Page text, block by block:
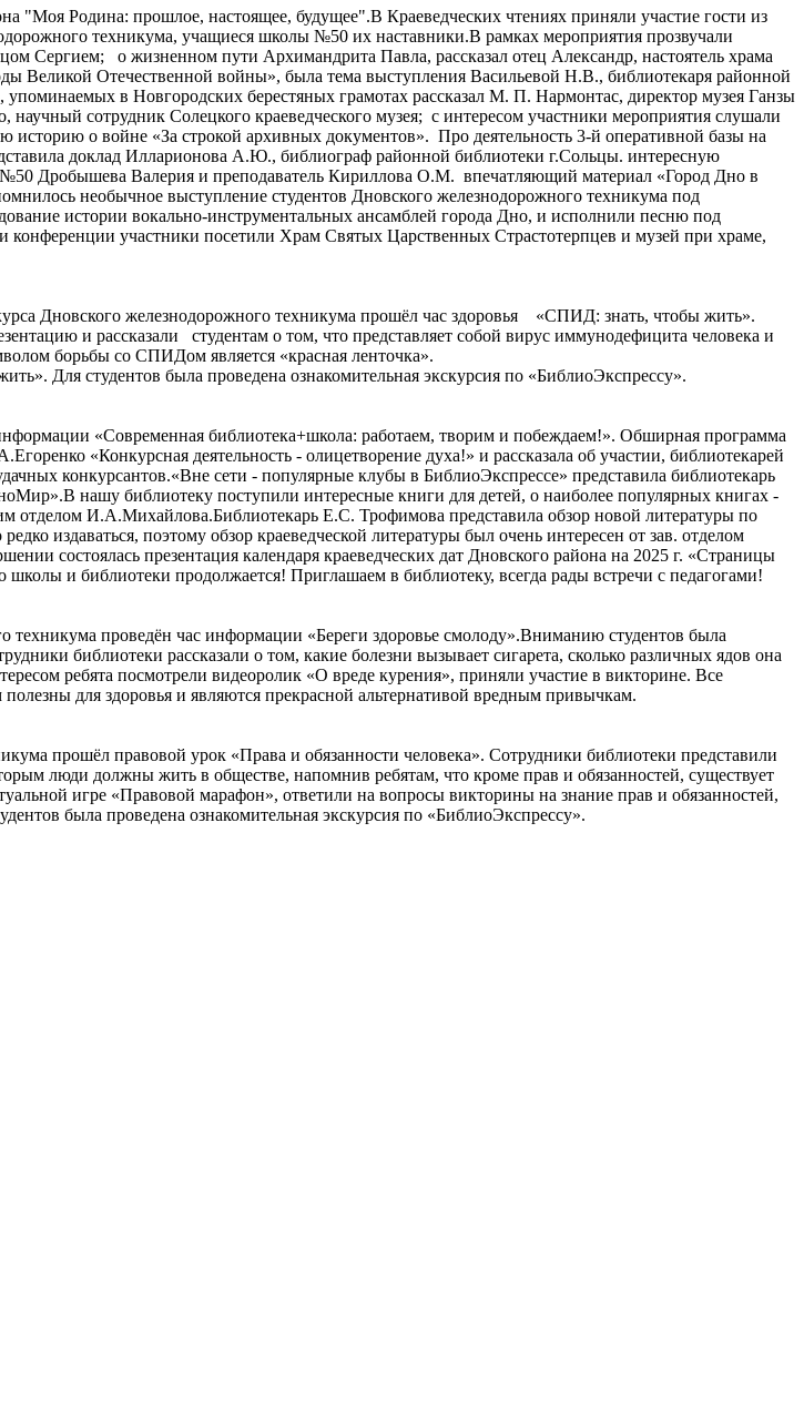
"Моя Родина: прошлое, настоящее, будущее".В Краеведческих чтениях приняли участие гости из
техникума, учащиеся школы №50 их наставники.В рамках мероприятия прозвучали
Сергием; о жизненном пути Архимандрита Павла, рассказал отец Александр, настоятель храма
Великой Отечественной войны», была тема выступления Васильевой Н.В., библиотекаря районной
в Новгородских берестяных грамотах рассказал М. П. Нармонтас, директор музея Ганзы
сотрудник Солецкого краеведческого музея; с интересом участники мероприятия слушали
историю о войне «За строкой архивных документов». Про деятельность 3-й оперативной базы на
доклад Илларионова А.Ю., библиограф районной библиотеки г.Сольцы. интересную
Дробышева Валерия и преподаватель Кириллова О.М. впечатляющий материал «Город Дно в
необычное выступление студентов Дновского железнодорожного техникума под
истории вокально-инструментальных ансамблей города Дно, и исполнили песню под
Храм Святых Царственных Страстотерпцев и музей при храме,
Дновского железнодорожного техникума прошёл час здоровья «СПИД: знать, чтобы жить».
студентам о том, что представляет собой вирус иммунодефицита человека и
почему символом борьбы со СПИДом является «красная ленточка».
Для студентов была проведена ознакомительная экскурсия по «БиблиоЭкспрессу».
«Современная библиотека+школа: работаем, творим и побеждаем!». Обширная программа
«Конкурсная деятельность - олицетворение духа!» и рассказала об участии, библиотекарей
конкурсантов.«Вне сети - популярные клубы в БиблиоЭкспрессе» представила библиотекарь
нашу библиотеку поступили интересные книги для детей, о наиболее популярных книгах -
отделом И.А.Михайлова.Библиотекарь Е.С. Трофимова представила обзор новой литературы по
издаваться, поэтому обзор краеведческой литературы был очень интересен от зав. отделом
состоялась презентация календаря краеведческих дат Дновского района на 2025 г. «Страницы
и библиотеки продолжается! Приглашаем в библиотеку, всегда рады встречи с педагогами!
проведён час информации «Береги здоровье смолоду».Вниманию студентов была
библиотеки рассказали о том, какие болезни вызывает сигарета, сколько различных ядов она
ребята посмотрели видеоролик «О вреде курения», приняли участие в викторине. Все
для здоровья и являются прекрасной альтернативой вредным привычкам.
прошёл правовой урок «Права и обязанности человека». Сотрудники библиотеки представили
люди должны жить в обществе, напомнив ребятам, что кроме прав и обязанностей, существует
игре «Правовой марафон», ответили на вопросы викторины на знание прав и обязанностей,
была проведена ознакомительная экскурсия по «БиблиоЭкспрессу».